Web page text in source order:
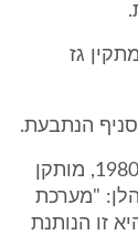
"נתבע 2"), הינו מתקין גז
התובעת,הינה בעלת דירה, אשר מאז שנת 1980, מותקן
"מערכת
נקנה מחברת "אקלים 2000, והיא זו הנותנת